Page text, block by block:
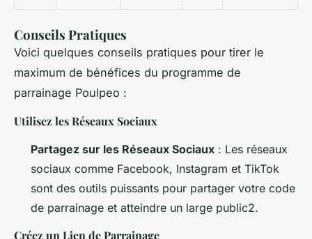
Conseils Pratiques
Voici quelques conseils pratiques pour tirer le
maximum de bénéfices du programme de
parrainage Poulpeo :
Utilisez les Réseaux Sociaux
Partagez sur les Réseaux Sociaux : Les réseaux
sociaux comme Facebook, Instagram et TikTok
sont des outils puissants pour partager votre code
de parrainage et atteindre un large public2.
Créez un Lien de Parrainage